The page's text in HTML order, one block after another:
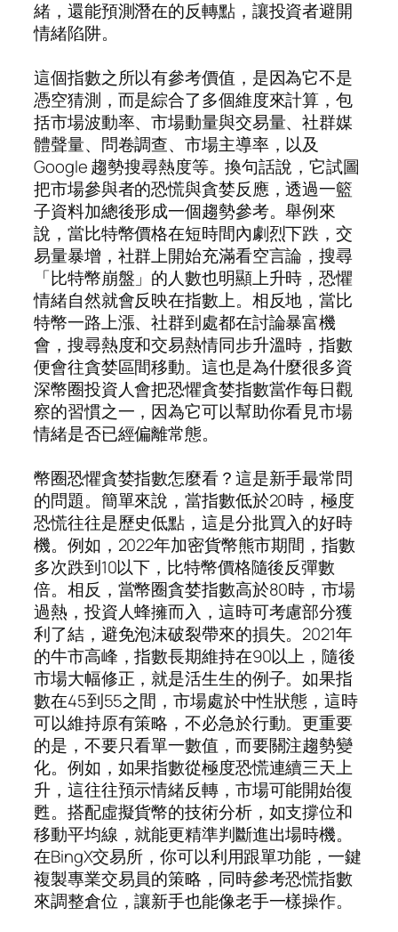
緒，還能預測潛在的反轉點，讓投資者避開
情緒陷阱。
這個指數之所以有參考價值，是因為它不是
憑空猜測，而是綜合了多個維度來計算，包
括市場波動率、市場動量與交易量、社群媒
體聲量、問卷調查、市場主導率，以及
Google 趨勢搜尋熱度等。換句話說，它試圖
把市場參與者的恐慌與貪婪反應，透過一籃
子資料加總後形成一個趨勢參考。舉例來
說，當比特幣價格在短時間內劇烈下跌，交
易量暴增，社群上開始充滿看空言論，搜尋
「比特幣崩盤」的人數也明顯上升時，恐懼
情緒自然就會反映在指數上。相反地，當比
特幣一路上漲、社群到處都在討論暴富機
會，搜尋熱度和交易熱情同步升溫時，指數
便會往貪婪區間移動。這也是為什麼很多資
深幣圈投資人會把恐懼貪婪指數當作每日觀
察的習慣之一，因為它可以幫助你看見市場
情緒是否已經偏離常態。
幣圈恐懼貪婪指數怎麼看？這是新手最常問
的問題。簡單來說，當指數低於20時，極度
恐慌往往是歷史低點，這是分批買入的好時
機。例如，2022年加密貨幣熊市期間，指數
多次跌到10以下，比特幣價格隨後反彈數
倍。相反，當幣圈貪婪指數高於80時，市場
過熱，投資人蜂擁而入，這時可考慮部分獲
利了結，避免泡沫破裂帶來的損失。2021年
的牛市高峰，指數長期維持在90以上，隨後
市場大幅修正，就是活生生的例子。如果指
數在45到55之間，市場處於中性狀態，這時
可以維持原有策略，不必急於行動。更重要
的是，不要只看單一數值，而要關注趨勢變
化。例如，如果指數從極度恐慌連續三天上
升，這往往預示情緒反轉，市場可能開始復
甦。搭配虛擬貨幣的技術分析，如支撐位和
移動平均線，就能更精準判斷進出場時機。
在BingX交易所，你可以利用跟單功能，一鍵
複製專業交易員的策略，同時參考恐慌指數
來調整倉位，讓新手也能像老手一樣操作。